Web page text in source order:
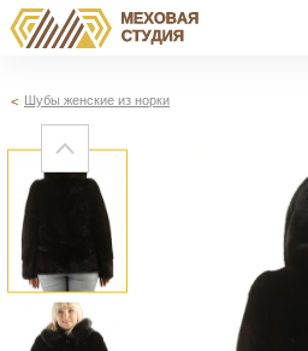
Шубы женские из норки